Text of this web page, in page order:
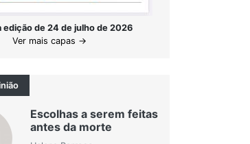
edição de 24 de julho de 2026
Ver mais capas →
Escolhas a serem feitas
antes da morte